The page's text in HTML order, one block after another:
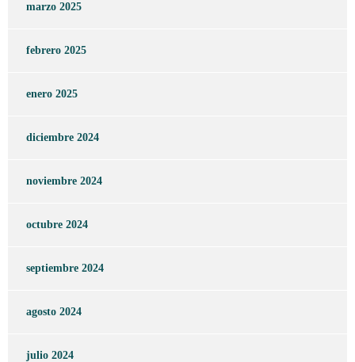
marzo 2025
febrero 2025
enero 2025
diciembre 2024
noviembre 2024
octubre 2024
septiembre 2024
agosto 2024
julio 2024